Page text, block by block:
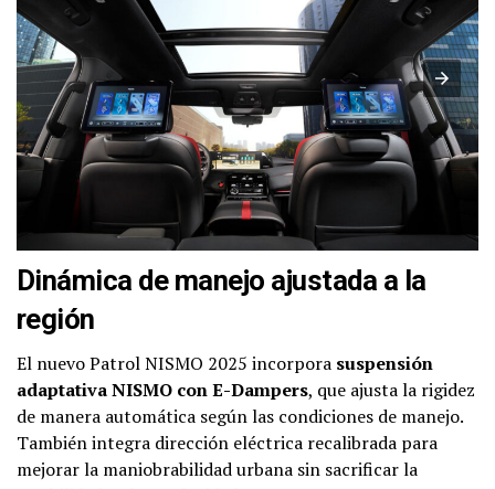
Dinámica de manejo ajustada a la
región
El nuevo Patrol NISMO 2025 incorpora suspensión
adaptativa NISMO con E-Dampers, que ajusta la rigidez
de manera automática según las condiciones de manejo.
También integra dirección eléctrica recalibrada para
mejorar la maniobrabilidad urbana sin sacrificar la